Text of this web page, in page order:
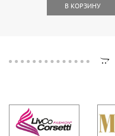
В КОРЗИНУ